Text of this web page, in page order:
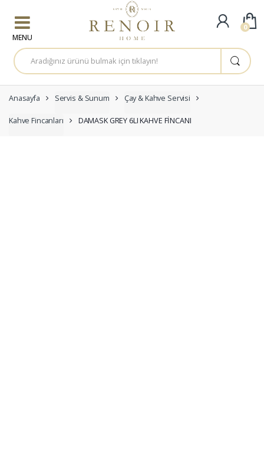
A
r
a
a
:
Anasayfa Servis & Sunum Çay & Kahve Servisi
Kahve Fincanları DAMASK GREY 6LI KAHVE FİNCANI
0